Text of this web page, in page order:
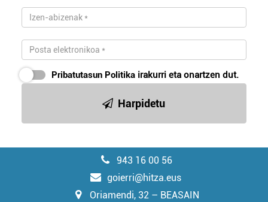
Pribatutasun Politika irakurri eta onartzen dut.
Harpidetu
943 16 00 56
goierri@hitza.eus
Oriamendi, 32 – BEASAIN